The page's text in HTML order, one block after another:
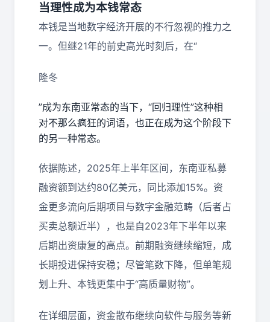
当理性成为本钱常态
本钱是当地数字经济开展的不行忽视的推力之
一。但继21年的前史高光时刻后，在“
隆冬
”成为东南亚常态的当下，“回归理性”这种相
对不那么疯狂的词语，也正在成为这个阶段下
的另一种常态。
依据陈述，2025年上半年区间，东南亚私募
融资额到达约80亿美元，同比添加15%。资
金更多流向后期项目与数字金融范畴（后者占
买卖总额近半），也是自2023年下半年以来
后期出资康复的高点。前期融资继续缩短，成
长期投进保持安稳；尽管笔数下降，但单笔规
划上升、本钱更集中于“高质量财物”。
在详细层面，资金散布继续向软件与服务等新